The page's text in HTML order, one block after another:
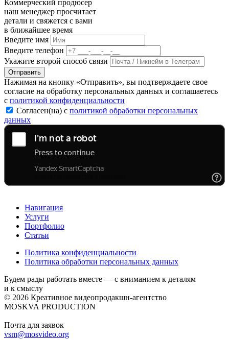
Коммерческий продюсер
наш менеджер просчитает
детали и свяжется с вами
в ближайшее время
Введите имя
Введите телефон
Укажите второй способ связи
Отправить
Нажимая на кнопку «Отправить», вы подтверждаете свое
согласие на обработку персональных данных и соглашаетесь
с политикой конфиденциальности
Согласен(на) с политикой обработки персональных
данных
Навигация
Услуги
Портфолио
Статьи
Политика конфиденциальности
Политика обработки персональных данных
Будем рады работать вместе — с вниманием к деталям
и к смыслу
© 2026 Креативное видеопродакшн-агентство
MOSKVA PRODUCTION
Почта для заявок
vsm@mosvideo.org